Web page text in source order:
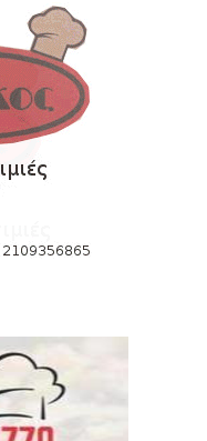
των
βόλεϊ...
της